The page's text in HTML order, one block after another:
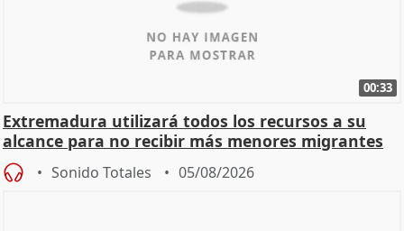
00:33
Extremadura utilizará todos los recursos a su
alcance para no recibir más menores migrantes
Sonido Totales 05/08/2026